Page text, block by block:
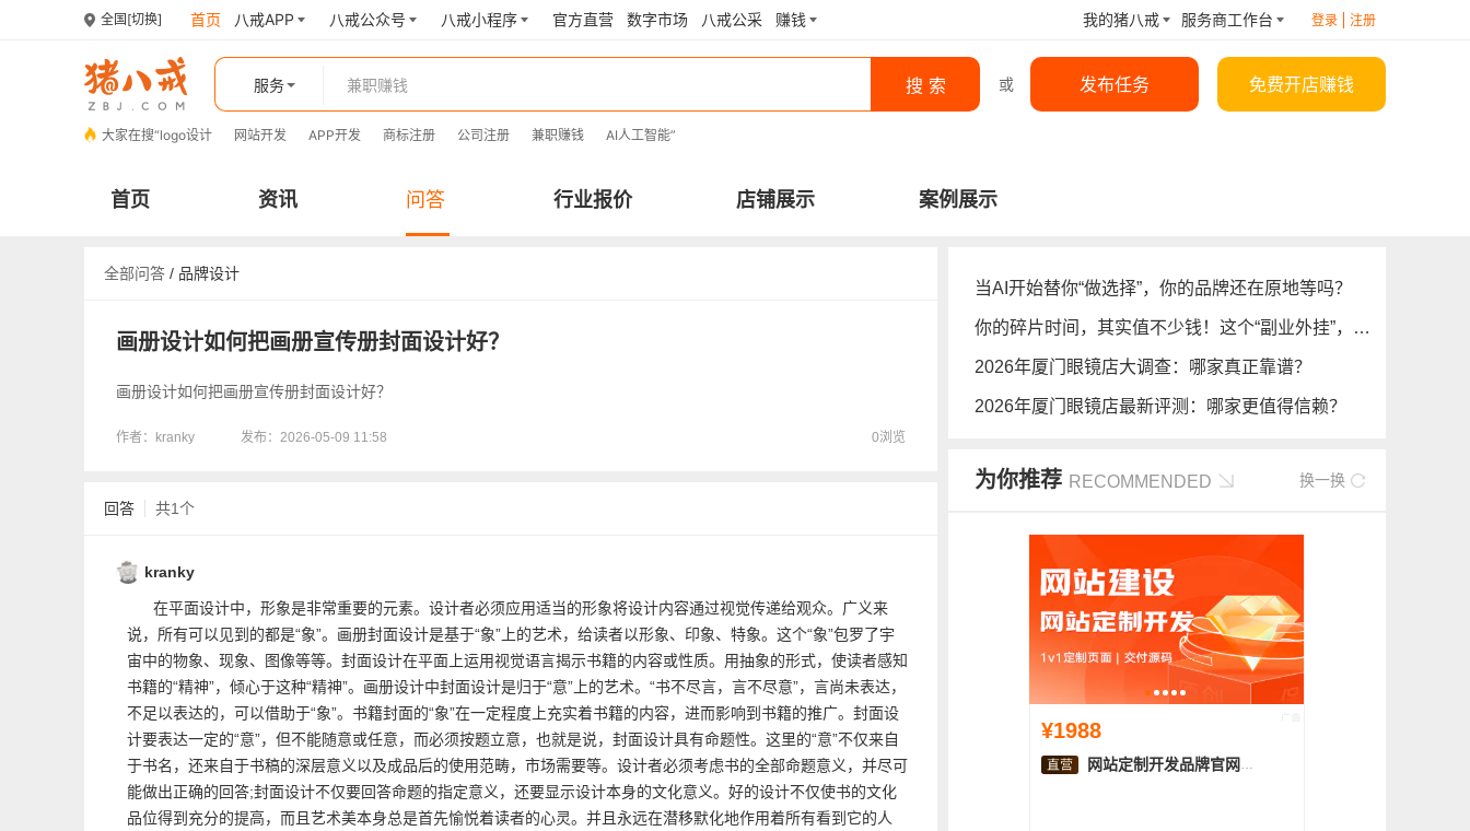
全国 [切换] 首页 八戒APP 八戒公众号 八戒小程序 官方直营 数字市场 八戒公采 赚钱 我的猪八戒 服务商工作台 登录 注册
服务 搜 索 或 发布任务 免费开店赚钱
大家在搜“logo设计 网站开发 APP开发 商标注册 公司注册 兼职赚钱 AI人工智能”
首页 资讯 问答 行业报价 店铺展示 案例展示
当AI开始替你“做选择”，你的品牌还在原地等吗？
你的碎片时间，其实值不少钱！这个“副业外挂”，我偷偷用了三个月……
2026年厦门眼镜店大调查：哪家真正靠谱？
2026年厦门眼镜店最新评测：哪家更值得信赖？
为你推荐 RECOMMENDED 换一换
¥1988
网站定制开发品牌官网原型设计UI设计营销网站开发
全部问答 / 品牌设计
画册设计如何把画册宣传册封面设计好？
画册设计如何把画册宣传册封面设计好？
作者：kranky 发布：2026-05-09 11:58 0浏览
回答 共1个
kranky
在平面设计中，形象是非常重要的元素。设计者必须应用适当的形象将设计内容通过视觉传递给观众。广义来
说，所有可以见到的都是“象”。画册封面设计是基于“象”上的艺术，给读者以形象、印象、特象。这个“象”包罗了宇
宙中的物象、现象、图像等等。封面设计在平面上运用视觉语言揭示书籍的内容或性质。用抽象的形式，使读者感知
书籍的“精神”，倾心于这种“精神”。画册设计中封面设计是归于“意”上的艺术。“书不尽言，言不尽意”，言尚未表达，
不足以表达的，可以借助于“象”。书籍封面的“象”在一定程度上充实着书籍的内容，进而影响到书籍的推广。封面设
计要表达一定的“意”，但不能随意或任意，而必须按题立意，也就是说，封面设计具有命题性。这里的“意”不仅来自
于书名，还来自于书稿的深层意义以及成品后的使用范畴，市场需要等。设计者必须考虑书的全部命题意义，并尽可
能做出正确的回答;封面设计不仅要回答命题的指定意义，还要显示设计本身的文化意义。好的设计不仅使书的文化
品位得到充分的提高，而且艺术美本身总是首先愉悦着读者的心灵。并且永远在潜移默化地作用着所有看到它的人